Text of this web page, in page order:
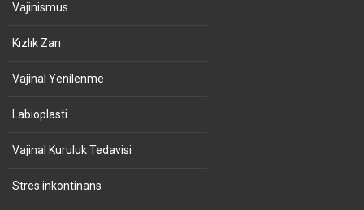
Vajinismus
Kızlık Zarı
Vajinal Yenilenme
Labioplasti
Vajinal Kuruluk Tedavisi
Stres inkontinans